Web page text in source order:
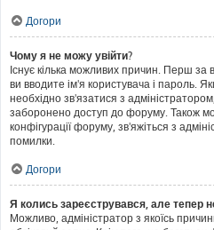
Догори
Чому я не можу увійти?
Існує кілька можливих причин. Перш за
ви вводите ім'я користувача і пароль.
необхідно зв'язатися з
заборонено доступ до форуму. Також
конфігурації форуму, зв'яжіться з
помилки.
Догори
Я колись зареєструвався, але тепер
Можливо, адміністратор з якоїсь